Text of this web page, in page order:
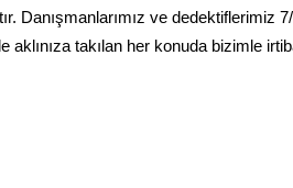
Danışmanlarımız ve dedektiflerimiz
takılan her konuda bizimle